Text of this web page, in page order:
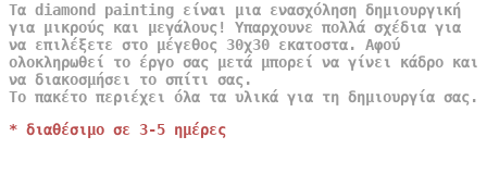
Τα diamond painting είναι μια ενασχόληση δημιουργική
για μικρούς και μεγάλους! Υπαρχουνε πολλά σχέδια για
να επιλέξετε στο μέγεθος 30χ30 εκατοστα. Αφού
ολοκληρωθεί το έργο σας μετά μπορεί να γίνει κάδρο και
να διακοσμήσει το σπίτι σας.
Το πακέτο περιέχει όλα τα υλικά για τη δημιουργία σας.
* διαθέσιμο σε 3-5 ημέρες